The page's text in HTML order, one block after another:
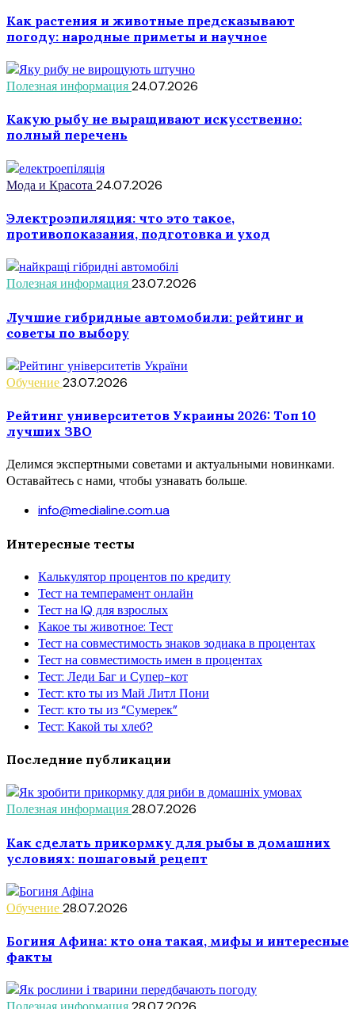
Как растения и животные предсказывают
погоду: народные приметы и научное
Полезная информация24.07.2026
Какую рыбу не выращивают искусственно:
полный перечень
Мода и Красота24.07.2026
Электроэпиляция: что это такое,
противопоказания, подготовка и уход
Полезная информация23.07.2026
Лучшие гибридные автомобили: рейтинг и
советы по выбору
Обучение23.07.2026
Рейтинг университетов Украины 2026: Топ 10
лучших ЗВО
Делимся экспертными советами и актуальными новинками.
Оставайтесь с нами, чтобы узнавать больше.
info@medialine.com.ua
Интересные тесты
Калькулятор процентов по кредиту
Тест на темперамент онлайн
Тест на IQ для взрослых
Какое ты животное: Тест
Тест на совместимость знаков зодиака в процентах
Тест на совместимость имен в процентах
Тест: Леди Баг и Супер-кот
Тест: кто ты из Май Литл Пони
Тест: кто ты из “Сумерек”
Тест: Какой ты хлеб?
Последние публикации
Полезная информация28.07.2026
Как сделать прикормку для рыбы в домашних
условиях: пошаговый рецепт
Обучение28.07.2026
Богиня Афина: кто она такая, мифы и интересные
факты